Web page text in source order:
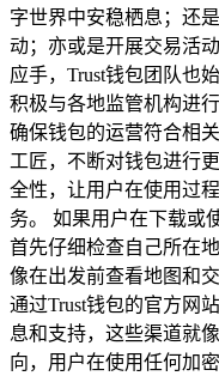
字世界中安稳栖息；还
动；亦或是开展交易活
应手，Trust钱包团队也
积极与各地监管机构进
确保钱包的运营符合相
工匠，不断对钱包进行
全性，让用户在使用过
务。 如果用户在下载或
首先仔细检查自己所在
像在出发前查看地图和
通过Trust钱包的官方网
息和支持，这些渠道就
向，用户在使用任何加